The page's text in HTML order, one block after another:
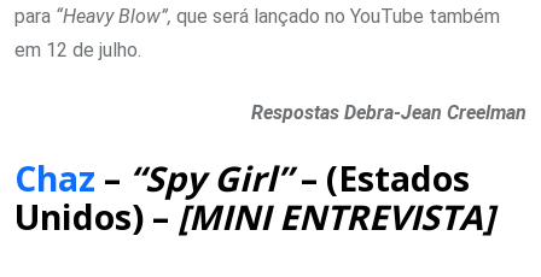
para “Heavy Blow”, que será lançado no YouTube também
em 12 de julho.
Respostas Debra-Jean Creelman
Chaz – “Spy Girl”– (Estados
Unidos) – [MINI ENTREVISTA]